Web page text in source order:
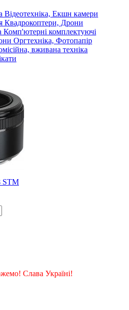
Відеотехніка, Екшн камери
Квадрокоптери, Дрони
Комп'ютерні комплектуючі
Оргтехніка, Фотопапір
вживана техніка
STM
Слава Україні!